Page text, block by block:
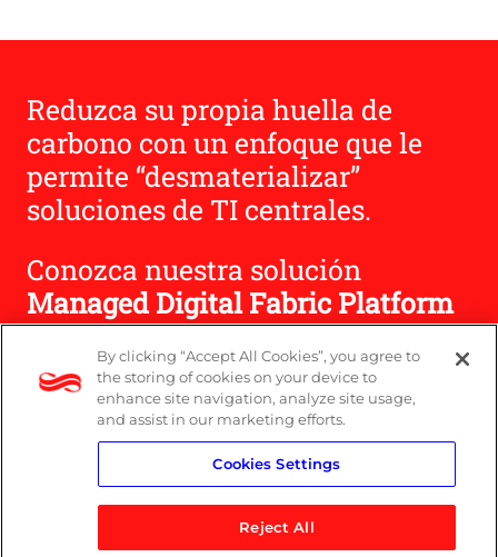
Reduzca su propia huella de
carbono con un enfoque que le
permite “desmaterializar”
soluciones de TI centrales.
Conozca nuestra solución
Managed Digital Fabric Platform
Vea nuestra solución Managed
Digital Fabric Platform
By clicking “Accept All Cookies”, you agree to
the storing of cookies on your device to
enhance site navigation, analyze site usage,
and assist in our marketing efforts.
Cookies Settings
Reject All